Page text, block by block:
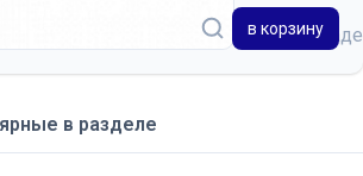
на
в корзину
в разделе